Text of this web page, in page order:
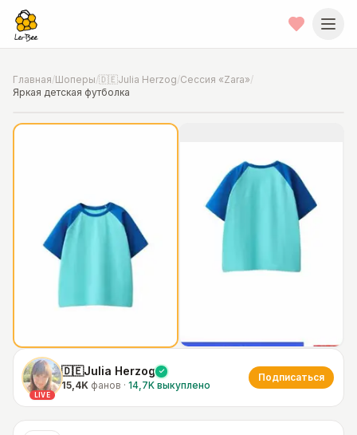
Главная/Шоперы/🇩🇪Julia Herzog/Сессия «Zara»/
Яркая детская футболка
Hannover
LIVE
🇩🇪Julia Herzog
15,4K фанов · 14,7K выкуплено
Подписаться